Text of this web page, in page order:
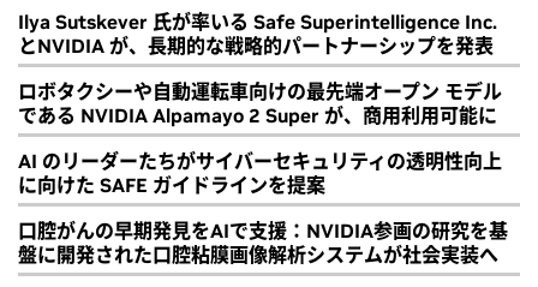
Ilya Sutskever 氏が率いる Safe Superintelligence Inc.
とNVIDIA が、長期的な戦略的パートナーシップを発表
ロボタクシーや自動運転車向けの最先端オープン モデル
である NVIDIA Alpamayo 2 Super が、商用利用可能に
AI のリーダーたちがサイバーセキュリティの透明性向上
に向けた SAFE ガイドラインを提案
口腔がんの早期発見をAIで支援：NVIDIA参画の研究を基
盤に開発された口腔粘膜画像解析システムが社会実装へ